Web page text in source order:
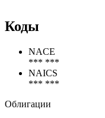
Коды
NACE
*** ***
NAICS
*** ***
Облигации